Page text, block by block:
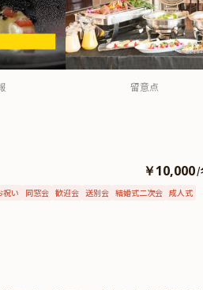
留意点
￥10,000/
祝い 同窓会 歓迎会 送別会 結婚式二次会 成人式